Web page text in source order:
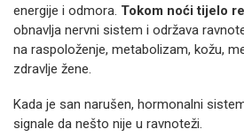
energije i odmora. Tokom noći tijelo
obnavlja nervni sistem i održava
na raspoloženje, metabolizam, kožu,
zdravlje žene.
Kada je san narušen, hormonalni
signale da nešto nije u ravnoteži.